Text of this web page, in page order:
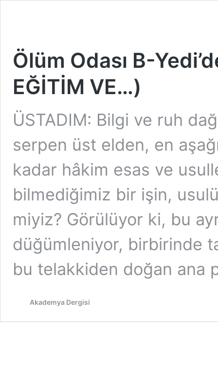
Ölüm Odası B-
EĞİTİM VE…)
ÜSTADIM: Bilgi ve ruh
serpen üst elden, en
kadar hâkim esas ve
bilmediğimiz bir işin,
miyiz? Görülüyor ki, bu
düğümleniyor, birbirinde
bu telakkiden doğan ana
Akademya Dergisi